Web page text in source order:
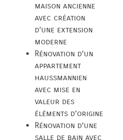
maison ancienne
avec création
d’une extension
moderne
Rénovation d’un
appartement
haussmannien
avec mise en
valeur des
éléments d’origine
Rénovation d’une
salle de bain avec